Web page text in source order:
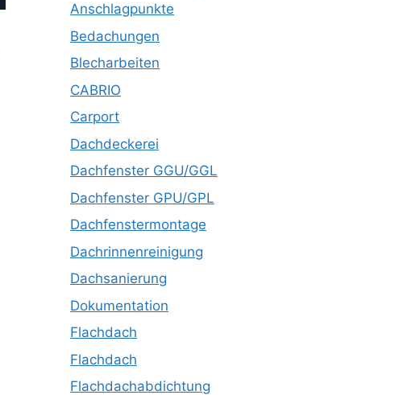
Anschlagpunkte
Bedachungen
Blecharbeiten
CABRIO
Carport
Dachdeckerei
Dachfenster GGU/GGL
Dachfenster GPU/GPL
Dachfenstermontage
Dachrinnenreinigung
Dachsanierung
Dokumentation
Flachdach
Flachdach
Flachdachabdichtung